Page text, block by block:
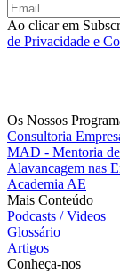
Ao clicar em
de Privacidade e
Os Nossos
Consultoria
MAD - Mentoria
Alavancagem nas
Academia AE
Mais Conteúdo
Podcasts / Videos
Glossário
Artigos
Conheça-nos